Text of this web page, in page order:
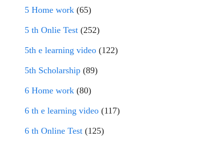
5 Home work (65)
5 th Onlie Test (252)
5th e learning video (122)
5th Scholarship (89)
6 Home work (80)
6 th e learning video (117)
6 th Online Test (125)